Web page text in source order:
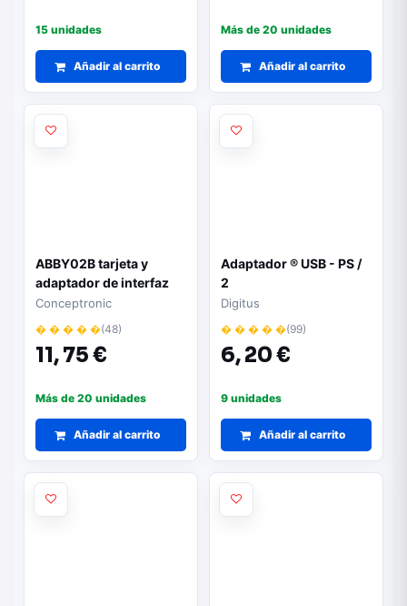
15 unidades
Añadir al carrito
Más de 20 unidades
Añadir al carrito
ABBY02B tarjeta y
adaptador de interfaz
Conceptronic
� � � � �(48)
11,75 €
Más de 20 unidades
Añadir al carrito
Adaptador ® USB - PS /
2
Digitus
� � � � �(99)
6,20 €
9 unidades
Añadir al carrito